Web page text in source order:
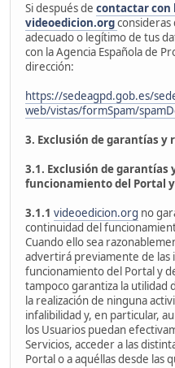
Si después de contactar con
videoedicion.orgconsideras
adecuado o legítimo de tus
con la Agencia Española de
dirección:
https://sedeagpd.gob.es/
web/vistas/formSpam/
3. Exclusión de garantías y
3.1. Exclusión de garantías
funcionamiento del Portal y
3.1.1 videoedicion.org no
continuidad del
Cuando ello sea
advertirá previamente de las
funcionamiento del Portal y
tampoco garantiza la utilidad
la realización de ninguna
infalibilidad y, en particular,
los Usuarios puedan
Servicios, acceder a las
Portal o a aquéllas desde las